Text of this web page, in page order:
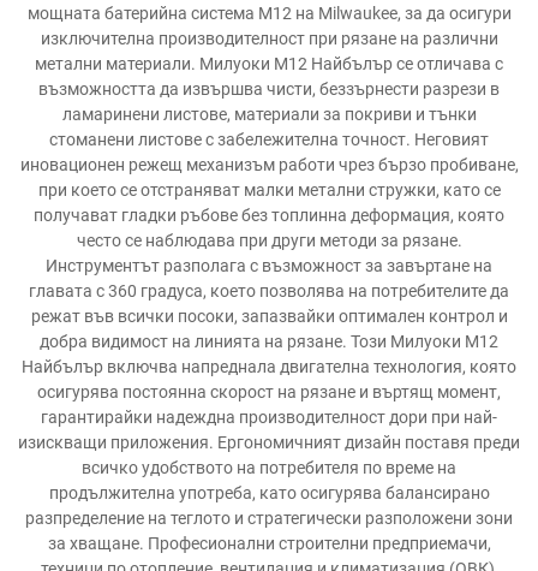
мощната батерийна система M12 на Milwaukee, за да осигури
изключителна производителност при рязане на различни
метални материали. Милуоки M12 Найбълър се отличава с
възможността да извършва чисти, беззърнести разрези в
ламаринени листове, материали за покриви и тънки
стоманени листове с забележителна точност. Неговият
иновационен режещ механизъм работи чрез бързо пробиване,
при което се отстраняват малки метални стружки, като се
получават гладки ръбове без топлинна деформация, която
често се наблюдава при други методи за рязане.
Инструментът разполага с възможност за завъртане на
главата с 360 градуса, което позволява на потребителите да
режат във всички посоки, запазвайки оптимален контрол и
добра видимост на линията на рязане. Този Милуоки M12
Найбълър включва напреднала двигателна технология, която
осигурява постоянна скорост на рязане и въртящ момент,
гарантирайки надеждна производителност дори при най-
изискващи приложения. Ергономичният дизайн поставя преди
всичко удобството на потребителя по време на
продължителна употреба, като осигурява балансирано
разпределение на теглото и стратегически разположени зони
за хващане. Професионални строителни предприемачи,